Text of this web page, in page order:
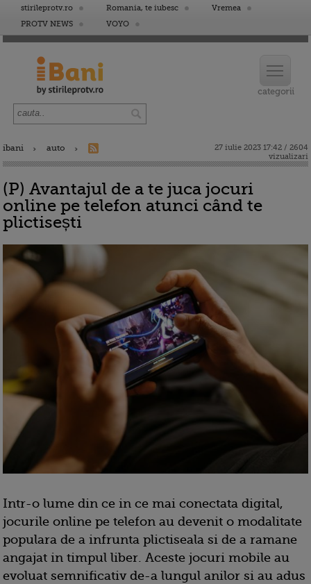
stirileprotv.ro Romania, te iubesc
Vremea
PROTV NEWS
VOYO
ibani auto
27 iulie 2023 17:42 / 2604
vizualizari
(P) Avantajul de a te juca jocuri
online pe telefon atunci când te
plictisești
Intr-o lume din ce in ce mai conectata digital,
jocurile online pe telefon au devenit o modalitate
populara de a infrunta plictiseala si de a ramane
angajat in timpul liber. Aceste jocuri mobile au
evoluat semnificativ de-a lungul anilor si au adus